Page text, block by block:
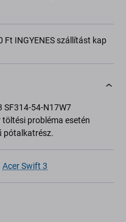
Ft INGYENES szállítást kap
SF314-54-N17W7
probléma esetén
pótalkatrész.
Acer Swift 3